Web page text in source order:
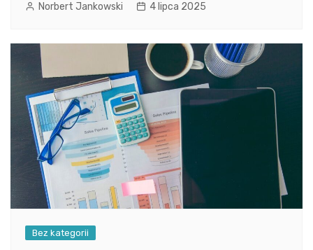
Norbert Jankowski 4 lipca 2025
Bez kategorii